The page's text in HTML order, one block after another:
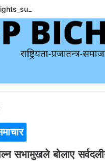
सभामुखले बोलाए